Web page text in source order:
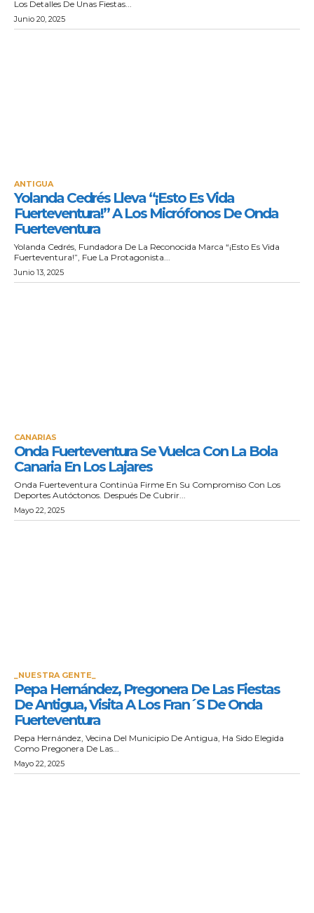
Los Detalles De Unas Fiestas...
Junio 20, 2025
ANTIGUA
Yolanda Cedrés Lleva “¡Esto Es Vida
Fuerteventura!” A Los Micrófonos De Onda
Fuerteventura
Yolanda Cedrés, Fundadora De La Reconocida Marca “¡Esto Es Vida
Fuerteventura!”, Fue La Protagonista...
Junio 13, 2025
CANARIAS
Onda Fuerteventura Se Vuelca Con La Bola
Canaria En Los Lajares
Onda Fuerteventura Continúa Firme En Su Compromiso Con Los
Deportes Autóctonos. Después De Cubrir...
Mayo 22, 2025
_NUESTRA GENTE_
Pepa Hernández, Pregonera De Las Fiestas
De Antigua, Visita A Los Fran´S De Onda
Fuerteventura
Pepa Hernández, Vecina Del Municipio De Antigua, Ha Sido Elegida
Como Pregonera De Las...
Mayo 22, 2025